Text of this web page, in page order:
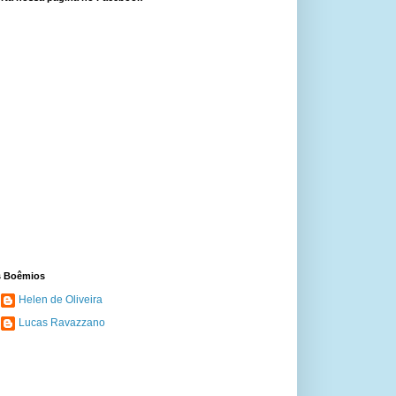
Boêmios
Helen de Oliveira
Lucas Ravazzano